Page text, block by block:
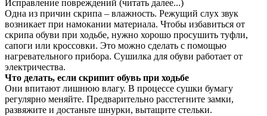
Исправление повреждений (читать далее...)
Одна из причин скрипа – влажность. Режущий слух звук
возникает при намокании материала. Чтобы избавиться от
скрипа обуви при ходьбе, нужно хорошо просушить туфли,
сапоги или кроссовки. Это можно сделать с помощью
нагревательного прибора. Сушилка для обуви работает от
электричества.
Что делать, если скрипит обувь при ходьбе
Они впитают лишнюю влагу. В процессе сушки бумагу
регулярно меняйте. Предварительно расстегните замки,
развяжите и достаньте шнурки, вытащите стельки.